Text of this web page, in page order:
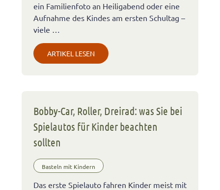
ein Familienfoto an Heiligabend oder eine
Aufnahme des Kindes am ersten Schultag –
viele …
ARTIKEL LESEN
Bobby-Car, Roller, Dreirad: was Sie bei
Spielautos für Kinder beachten
sollten
Basteln mit Kindern
Das erste Spielauto fahren Kinder meist mit